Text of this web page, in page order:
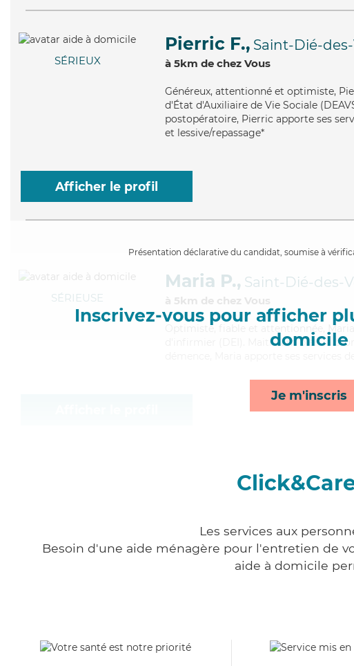
SÉRIEUX
Pierric F., Saint-Dié-
à 5km de chez Vous
Généreux, attentionné et optimiste,
d'État d'Auxiliaire de Vie Sociale
postopératoire, Pierric apporte ses
et lessive/repassage*
Afficher le profil
Présentation déclarative du candidat, soumise à
Inscrivez-vous pour afficher
domicile
Je m'inscris
SÉRIEUSE
Maria P., Saint-Dié-des-
à 5km de chez Vous
Optimiste , fiable et attentionnée,
d'infirmier (DEI). Maitrisant bien la
Les services aux
Besoin d'une aide ménagère pour l'entretien de
aide à domicile